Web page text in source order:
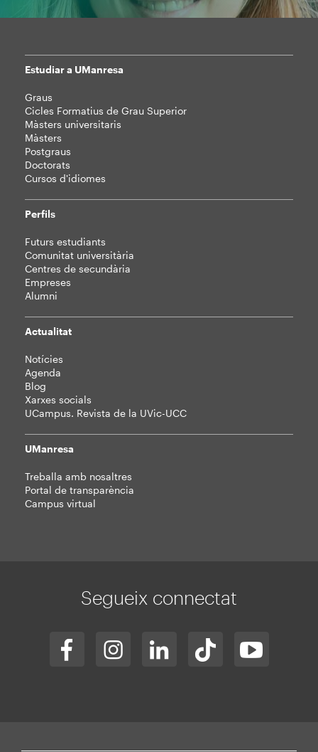
Mapa
web
Estudiar a UManresa
Graus
Cicles Formatius de Grau Superior
Màsters universitaris
Màsters
Postgraus
Doctorats
Cursos d'idiomes
Perfils
Futurs estudiants
Comunitat universitària
Centres de secundària
Empreses
Alumni
Actualitat
Notícies
Agenda
Blog
Xarxes socials
UCampus. Revista de la UVic-UCC
UManresa
Treballa amb nosaltres
Portal de transparència
Campus virtual
Segueix connectat